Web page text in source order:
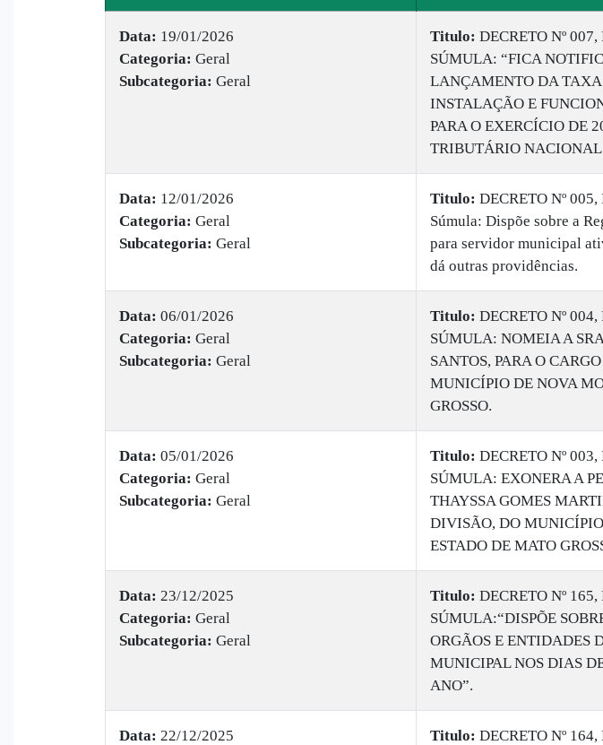
Data: 19/01/2026
Categoria: Geral
Subcategoria: Geral
Titulo: DECRETO Nº
SÚMULA: “FICA
LANÇAMENTO DA
INSTALAÇÃO E
PARA O EXERCÍCIO DE
TRIBUTÁRIO NACIONAL
Data: 12/01/2026
Categoria: Geral
Subcategoria: Geral
Titulo: DECRETO Nº
Súmula: Dispõe sobre a
para servidor municipal
dá outras providências.
Data: 06/01/2026
Categoria: Geral
Subcategoria: Geral
Titulo: DECRETO Nº
SÚMULA: NOMEIA A
SANTOS, PARA O
MUNICÍPIO DE NOVA
GROSSO.
Data: 05/01/2026
Categoria: Geral
Subcategoria: Geral
Titulo: DECRETO Nº
SÚMULA: EXONERA A
THAYSSA GOMES
DIVISÃO, DO
ESTADO DE MATO
Data: 23/12/2025
Categoria: Geral
Subcategoria: Geral
Titulo: DECRETO Nº
SÚMULA:“DISPÕE
ORGÃOS E ENTIDADES
MUNICIPAL NOS DIAS
ANO”.
Data: 22/12/2025
Titulo: DECRETO Nº